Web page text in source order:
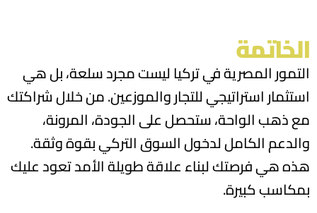
الخاتمة
التمور المصرية في تركيا ليست مجرد سلعة، بل هي
استثمار استراتيجي للتجار والموزعين. من خلال شراكتك
مع ذهب الواحة، ستحصل على الجودة، المرونة،
والدعم الكامل لدخول السوق التركي بقوة وثقة.
هذه هي فرصتك لبناء علاقة طويلة الأمد تعود عليك
بمكاسب كبيرة.